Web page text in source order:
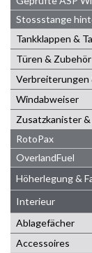
Stossstange
Tankklappen &
Türen & Zubehör
Verbreiterungen
Windabweiser
Zusatzkanister
RotoPax
OverlandFuel
Höherlegung &
Interieur
Ablagefächer
Accessoires